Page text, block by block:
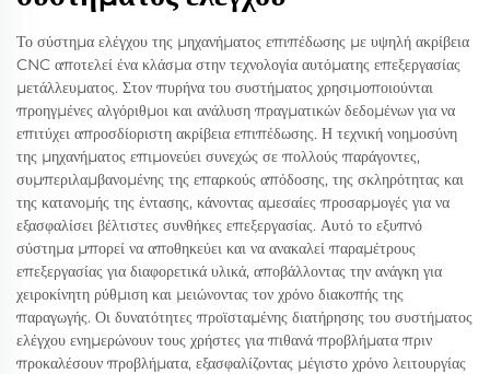
Το σύστημα ελέγχου της μηχανήματος επιπέδωσης με υψηλή ακρίβεια
CNC αποτελεί ένα κλάσμα στην τεχνολογία αυτόματης επεξεργασίας
μετάλλευματος. Στον πυρήνα του συστήματος χρησιμοποιούνται
προηγμένες αλγόριθμοι και ανάλυση πραγματικών δεδομένων για να
επιτύχει απροσδίοριστη ακρίβεια επιπέδωσης. Η τεχνική νοημοσύνη
της μηχανήματος επιμονεύει συνεχώς σε πολλούς παράγοντες,
συμπεριλαμβανομένης της επαρκούς απόδοσης, της σκληρότητας και
της κατανομής της έντασης, κάνοντας αμεσαίες προσαρμογές για να
εξασφαλίσει βέλτιστες συνθήκες επεξεργασίας. Αυτό το εξυπνό
σύστημα μπορεί να αποθηκεύει και να ανακαλεί παραμέτρους
επεξεργασίας για διαφορετικά υλικά, αποβάλλοντας την ανάγκη για
χειροκίνητη ρύθμιση και μειώνοντας τον χρόνο διακοπής της
παραγωγής. Οι δυνατότητες προϊσταμένης διατήρησης του συστήματος
ελέγχου ενημερώνουν τους χρήστες για πιθανά προβλήματα πριν
προκαλέσουν προβλήματα, εξασφαλίζοντας μέγιστο χρόνο λειτουργίας